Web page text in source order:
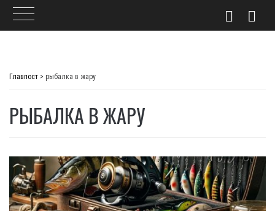
Главпост > рыбалка в жару
РЫБАЛКА В ЖАРУ